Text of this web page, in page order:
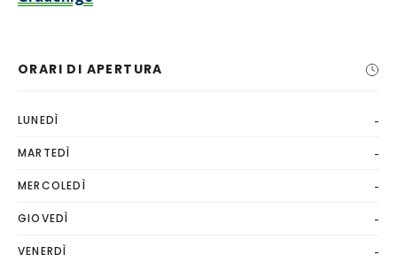
ORARI DI APERTURA
LUNEDÌ -
MARTEDÌ -
MERCOLEDÌ -
GIOVEDÌ -
VENERDÌ -